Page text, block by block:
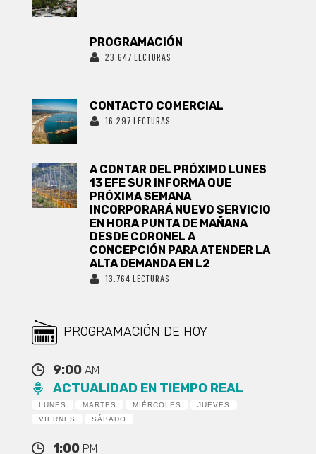
PROGRAMACIÓN
23.647 LECTURAS
CONTACTO COMERCIAL
16.297 LECTURAS
A CONTAR DEL PRÓXIMO LUNES
13 EFE SUR INFORMA QUE
PRÓXIMA SEMANA
INCORPORARÁ NUEVO SERVICIO
EN HORA PUNTA DE MAÑANA
DESDE CORONEL A
CONCEPCIÓN PARA ATENDER LA
ALTA DEMANDA EN L2
13.764 LECTURAS
PROGRAMACIÓN DE HOY
9:00 AM
ACTUALIDAD EN TIEMPO REAL
LUNES MARTES MIÉRCOLES
JUEVES
VIERNES
SÁBADO
1:00 PM